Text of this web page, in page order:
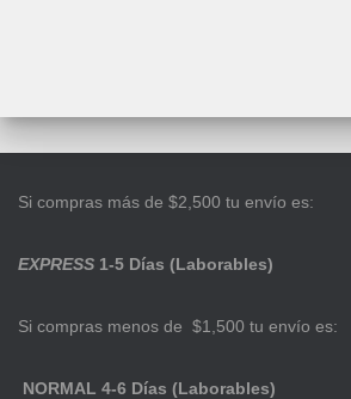
Si compras más de $2,500 tu envío es:
EXPRESS 1-5 Días (Laborables)
Si compras menos de $1,500 tu envío es:
NORMAL 4-6 Días (Laborables)